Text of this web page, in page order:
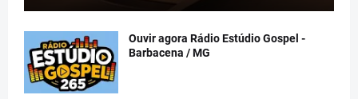
Ouvir agora Rádio Estúdio Gospel -
Barbacena / MG